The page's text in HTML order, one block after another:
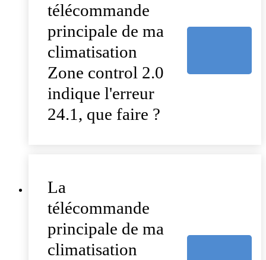
télécommande
principale de ma
climatisation
Zone control 2.0
indique l'erreur
24.1, que faire ?
La
télécommande
principale de ma
climatisation